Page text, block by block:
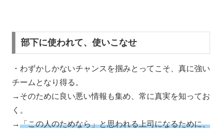
部下に使われて、使いこなせ
・わずかしかないチャンスを掴みとってこそ、真に強い
チームとなり得る。
→そのために良い悪い情報も集め、常に真実を知ってお
く。
→「この人のためなら」と思われる上司になるために、